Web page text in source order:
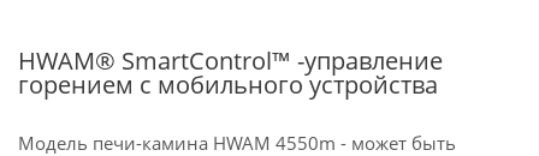
HWAM® SmartControl™ -управление
горением с мобильного устройства
Модель печи-камина HWAM 4550m - может быть